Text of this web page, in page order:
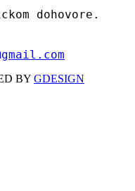
dohovore.
BY GDESIGN